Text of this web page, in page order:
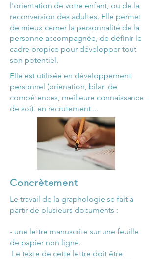
l'orientation de votre enfant, ou de la
reconversion des adultes. Elle permet
de mieux cerner la personnalité de la
personne accompagnée, de définir le
cadre propice pour développer tout
son potentiel.
Elle est utilisée en développement
personnel (orienation, bilan de
compétences, meilleure connaissance
de soi), en recrutement ...
Concrètement
Le travail de la graphologie se fait à
partir de plusieurs documents :
- une lettre manuscrite sur une feuille
de papier non ligné.
Le texte de cette lettre doit être